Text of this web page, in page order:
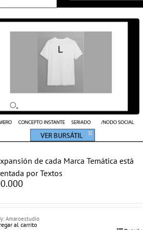
de cada Marca Temática está
por Textos
Amaroestudio
al carrito